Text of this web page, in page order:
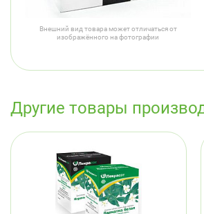
Внешний вид товара может отличаться от
изображённого на фотографии
Другие товары